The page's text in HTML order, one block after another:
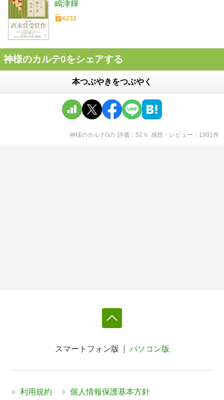
嶋津輝
6232
神様のカルテ0をシェアする
本つぶやきをつぶやく
神様のカルテ0の 評価 52 ％ 感想・レビュー 1991件
スマートフォン版 パソコン版
利用規約 個人情報保護基本方針